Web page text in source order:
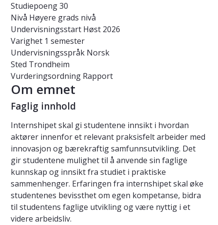
Studiepoeng30
Nivå Høyere grads nivå
Undervisningsstart Høst 2026
Varighet 1 semester
Undervisningsspråk Norsk
Sted Trondheim
Vurderingsordning Rapport
Om emnet
Faglig innhold
Internshipet skal gi studentene innsikt i hvordan
aktører innenfor et relevant praksisfelt arbeider med
innovasjon og bærekraftig samfunnsutvikling. Det
gir studentene mulighet til å anvende sin faglige
kunnskap og innsikt fra studiet i praktiske
sammenhenger. Erfaringen fra internshipet skal øke
studentenes bevissthet om egen kompetanse, bidra
til studentens faglige utvikling og være nyttig i et
videre arbeidsliv.